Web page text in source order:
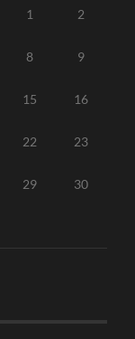
1 2
8 9
15 16
22 23
29 30